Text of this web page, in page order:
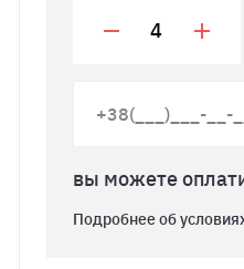
вы можете
Подробнее об